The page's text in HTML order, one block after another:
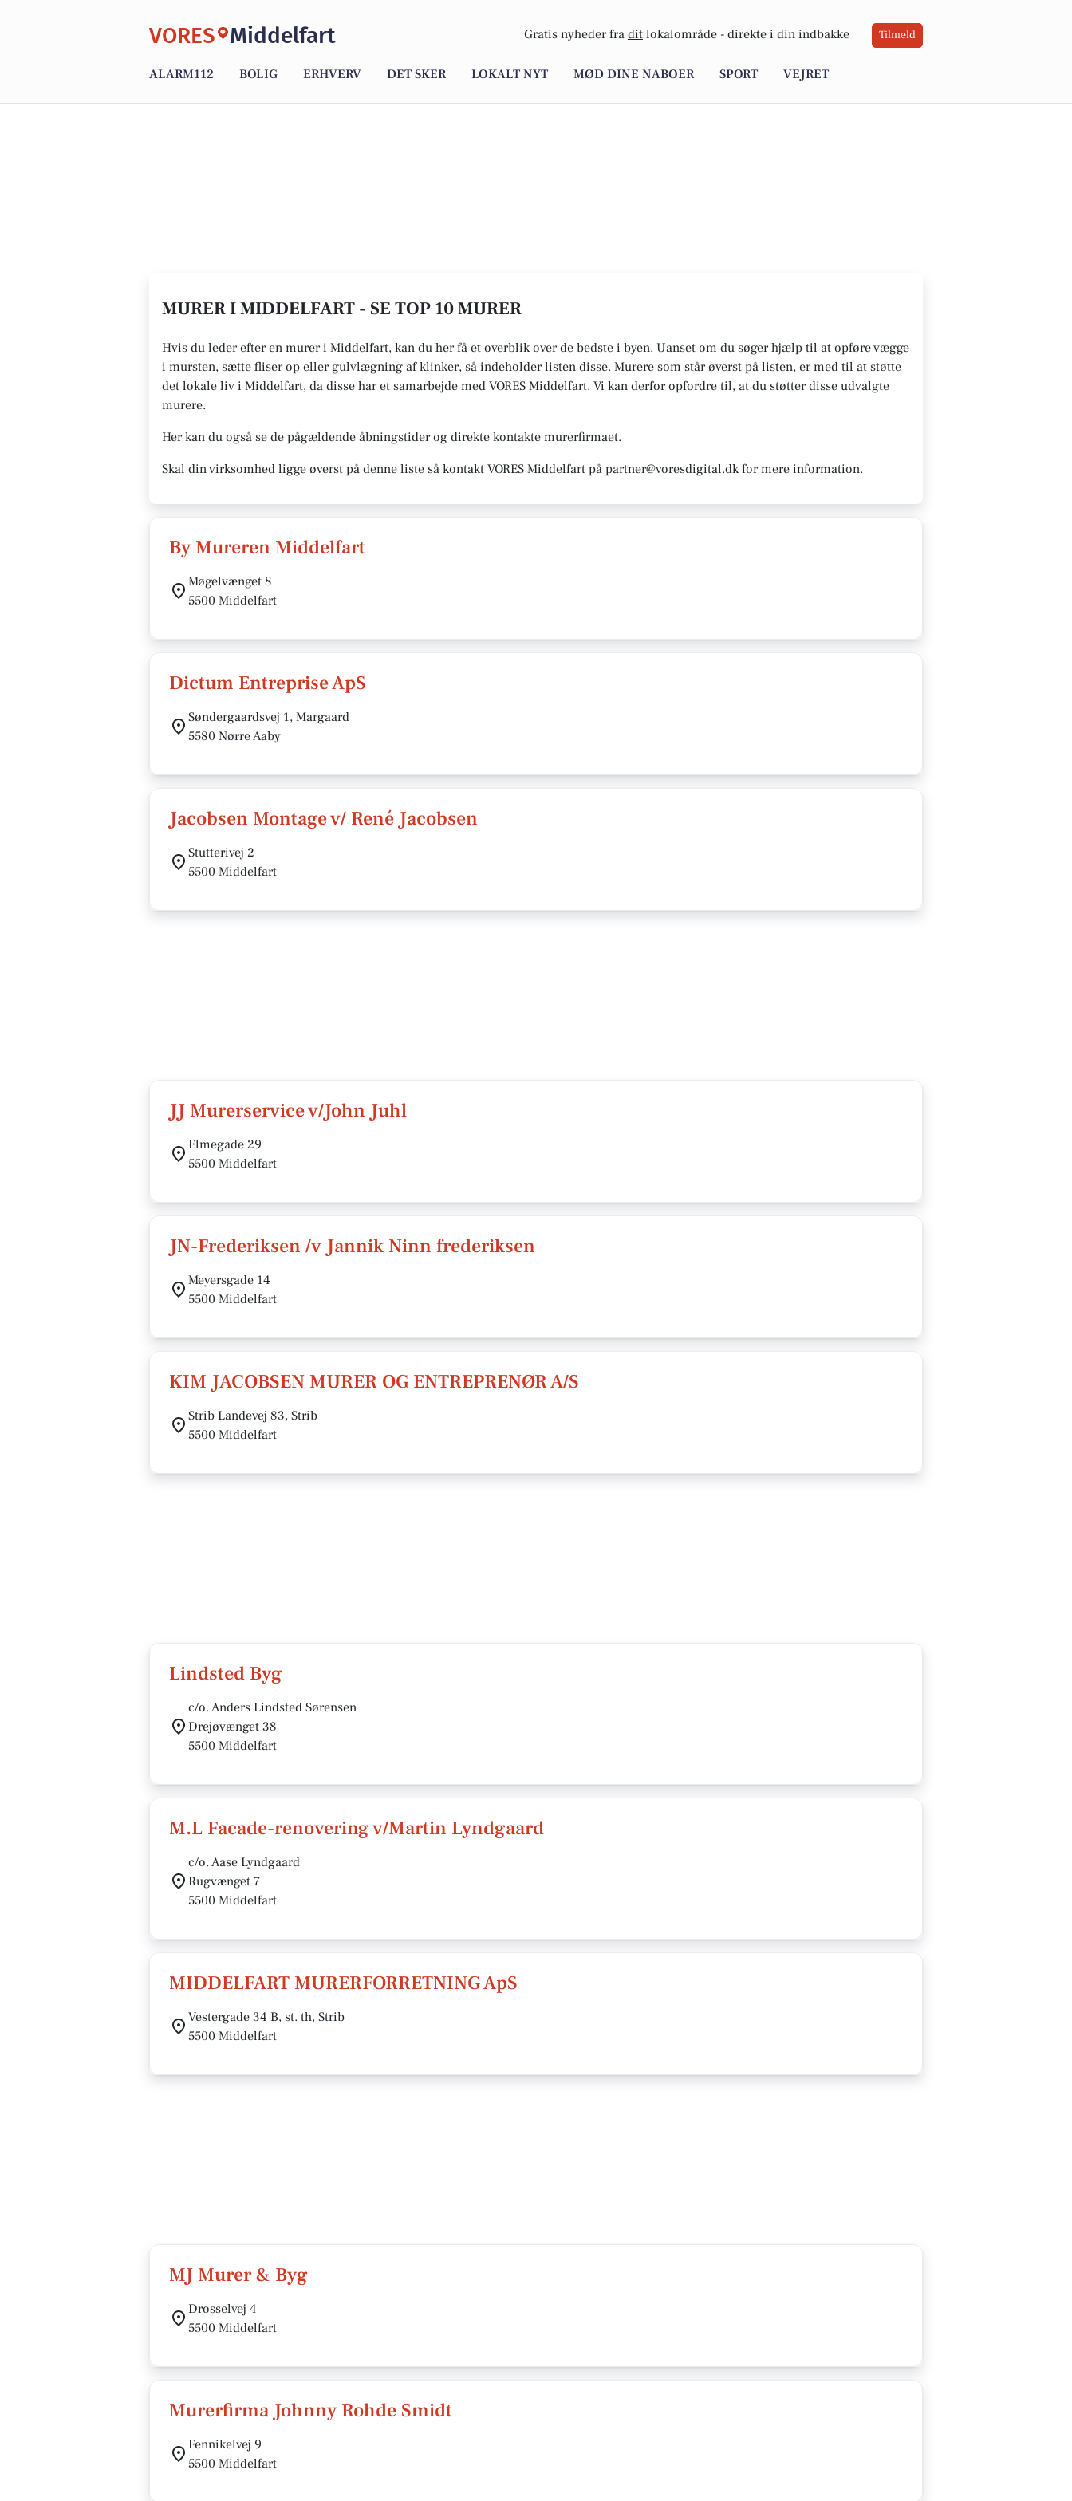
VORES Middelfart Gratis nyheder fra dit lokalområde - direkte i din indbakke Tilmeld
ALARM112 BOLIG ERHVERV DET SKER LOKALT NYT MØD DINE NABOER SPORT VEJRET
MURER I MIDDELFART - SE TOP 10 MURER
Hvis du leder efter en murer i Middelfart, kan du her få et overblik over de bedste i byen. Uanset om du søger hjælp til at opføre vægge
i mursten, sætte fliser op eller gulvlægning af klinker, så indeholder listen disse. Murere som står øverst på listen, er med til at støtte
det lokale liv i Middelfart, da disse har et samarbejde med VORES Middelfart. Vi kan derfor opfordre til, at du støtter disse udvalgte
murere.
Her kan du også se de pågældende åbningstider og direkte kontakte murerfirmaet.
Skal din virksomhed ligge øverst på denne liste så kontakt VORES Middelfart på partner@voresdigital.dk for mere information.
By Mureren Middelfart
Møgelvænget 8
5500 Middelfart
Dictum Entreprise ApS
Søndergaardsvej 1, Margaard
5580 Nørre Aaby
Jacobsen Montage v/ René Jacobsen
Stutterivej 2
5500 Middelfart
JJ Murerservice v/John Juhl
Elmegade 29
5500 Middelfart
JN-Frederiksen /v Jannik Ninn frederiksen
Meyersgade 14
5500 Middelfart
KIM JACOBSEN MURER OG ENTREPRENØR A/S
Strib Landevej 83, Strib
5500 Middelfart
Lindsted Byg
c/o. Anders Lindsted Sørensen
Drejøvænget 38
5500 Middelfart
M.L Facade-renovering v/Martin Lyndgaard
c/o. Aase Lyndgaard
Rugvænget 7
5500 Middelfart
MIDDELFART MURERFORRETNING ApS
Vestergade 34 B, st. th, Strib
5500 Middelfart
MJ Murer & Byg
Drosselvej 4
5500 Middelfart
Murerfirma Johnny Rohde Smidt
Fennikelvej 9
5500 Middelfart